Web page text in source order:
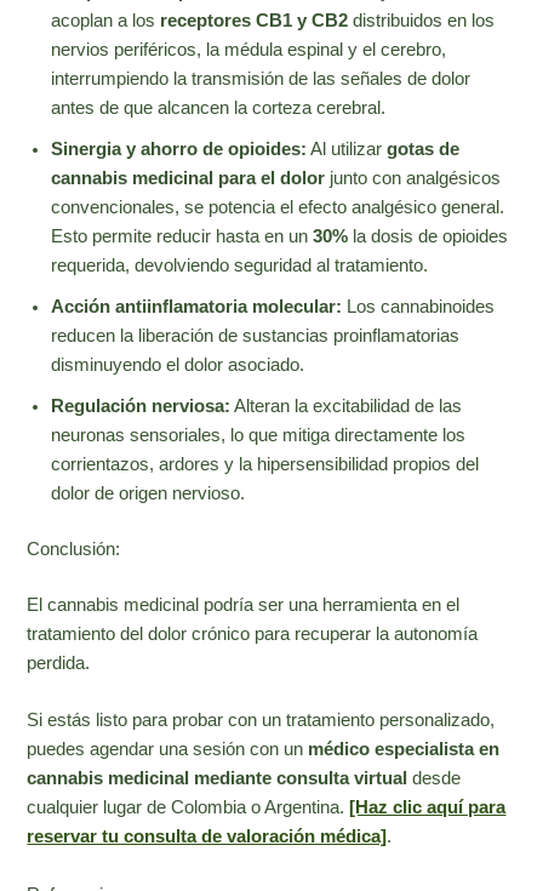
acoplan a los receptores CB1 y CB2 distribuidos en los
nervios periféricos, la médula espinal y el cerebro,
interrumpiendo la transmisión de las señales de dolor
antes de que alcancen la corteza cerebral.
Sinergia y ahorro de opioides: Al utilizargotas de
cannabis medicinal para el dolor junto con analgésicos
convencionales, se potencia el efecto analgésico general.
Esto permite reducir hasta en un30% la dosis de opioides
requerida, devolviendo seguridad al tratamiento.
Acción antiinflamatoria molecular: Los cannabinoides
reducen la liberación de sustancias proinflamatorias
disminuyendo el dolor asociado.
Regulación nerviosa: Alteran la excitabilidad de las
neuronas sensoriales, lo que mitiga directamente los
corrientazos, ardores y la hipersensibilidad propios del
dolor de origen nervioso.
Conclusión:
El cannabis medicinal podría ser una herramienta en el
tratamiento del dolor crónico para recuperar la autonomía
perdida.
Si estás listo para probar con un tratamiento personalizado,
puedes agendar una sesión con un médico especialista en
cannabis medicinal mediante consulta virtual desde
cualquier lugar de Colombia o Argentina. [Haz clic aquí para
reservar tu consulta de valoración médica].